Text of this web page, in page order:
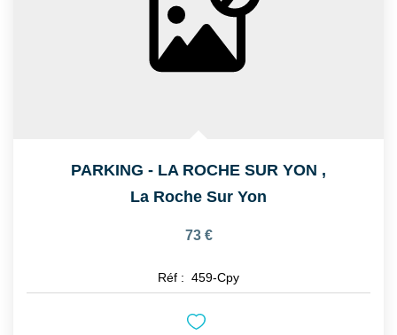
PARKING - LA ROCHE SUR YON ,
La Roche Sur Yon
73 €
Réf : 459-Cpy